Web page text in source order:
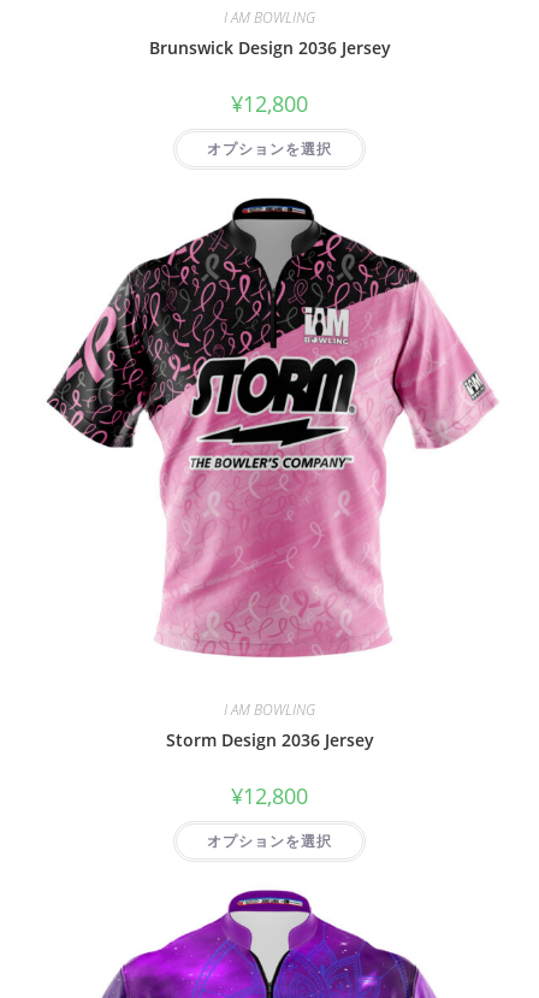
I AM BOWLING
Brunswick Design 2036 Jersey
¥12,800
オプションを選択
I AM BOWLING
Storm Design 2036 Jersey
¥12,800
オプションを選択